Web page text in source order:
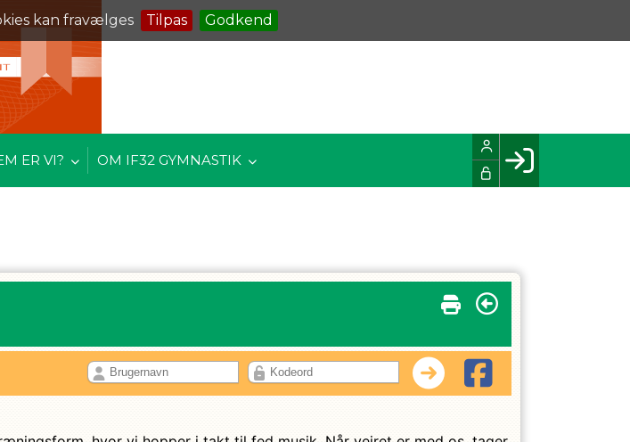
kan fravælges Tilpas Godkend
ER VI? OM IF32 GYMNASTIK